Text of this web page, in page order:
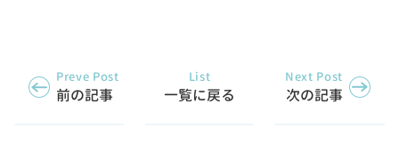
Preve Post
前の記事
List
一覧に戻る
Next Post
次の記事